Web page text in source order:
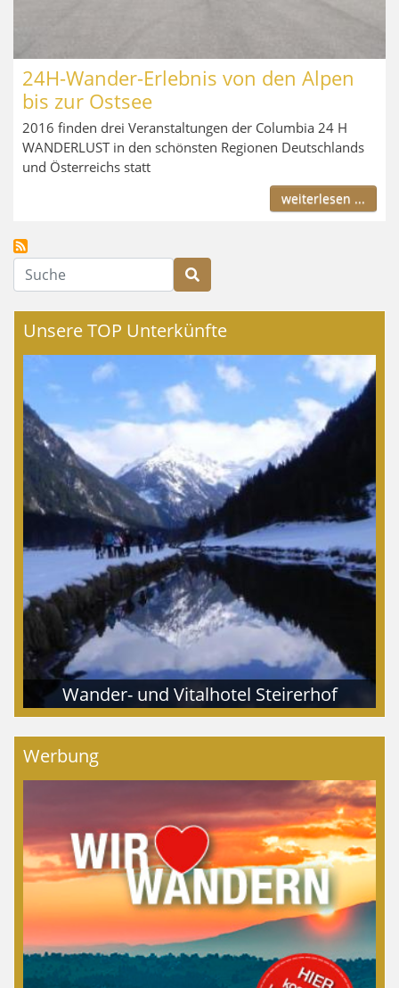
24H-Wander-Erlebnis von den Alpen
bis zur Ostsee
2016 finden drei Veranstaltungen der Columbia 24 H
WANDERLUST in den schönsten Regionen Deutschlands
und Österreichs statt
weiterlesen ...
Suche
Unsere TOP Unterkünfte
Wander- und Vitalhotel Steirerhof
Werbung